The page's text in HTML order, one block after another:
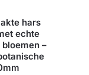
hars
echte
–